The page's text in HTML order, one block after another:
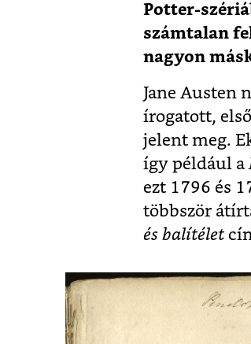
Potter-
számtalan
nagyon
Jane Austen
írogatott,
jelent meg.
így például a
ezt 1796 és
többször
és balítélet